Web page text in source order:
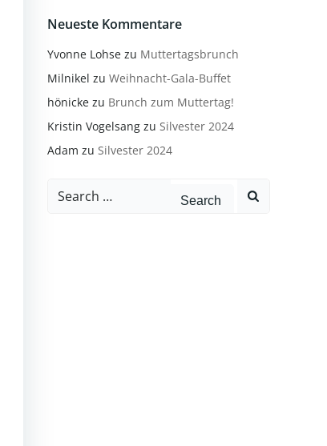
Neueste Kommentare
Yvonne Lohse zu Muttertagsbrunch
Milnikel zu Weihnacht-Gala-Buffet
hönicke zu Brunch zum Muttertag!
Kristin Vogelsang zu Silvester 2024
Adam zu Silvester 2024
Search